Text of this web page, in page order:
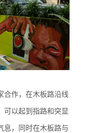
合作，在木板路沿线
可以起到指路和突显
息，同时在木板路与